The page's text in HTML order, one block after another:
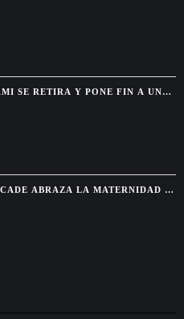
SE RETIRA Y PONE FIN A UNA
ABRAZA LA MATERNIDAD Y